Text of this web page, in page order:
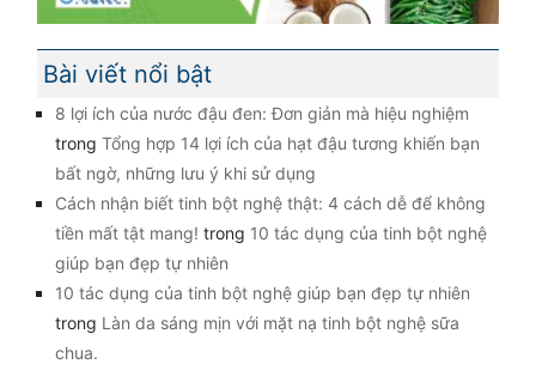
Bài viết nổi bật
8 lợi ích của nước đậu đen: Đơn giản mà hiệu nghiệm
trong Tổng hợp 14 lợi ích của hạt đậu tương khiến bạn
bất ngờ, những lưu ý khi sử dụng
Cách nhận biết tinh bột nghệ thật: 4 cách dễ để không
tiền mất tật mang! trong 10 tác dụng của tinh bột nghệ
giúp bạn đẹp tự nhiên
10 tác dụng của tinh bột nghệ giúp bạn đẹp tự nhiên
trong Làn da sáng mịn với mặt nạ tinh bột nghệ sữa
chua.